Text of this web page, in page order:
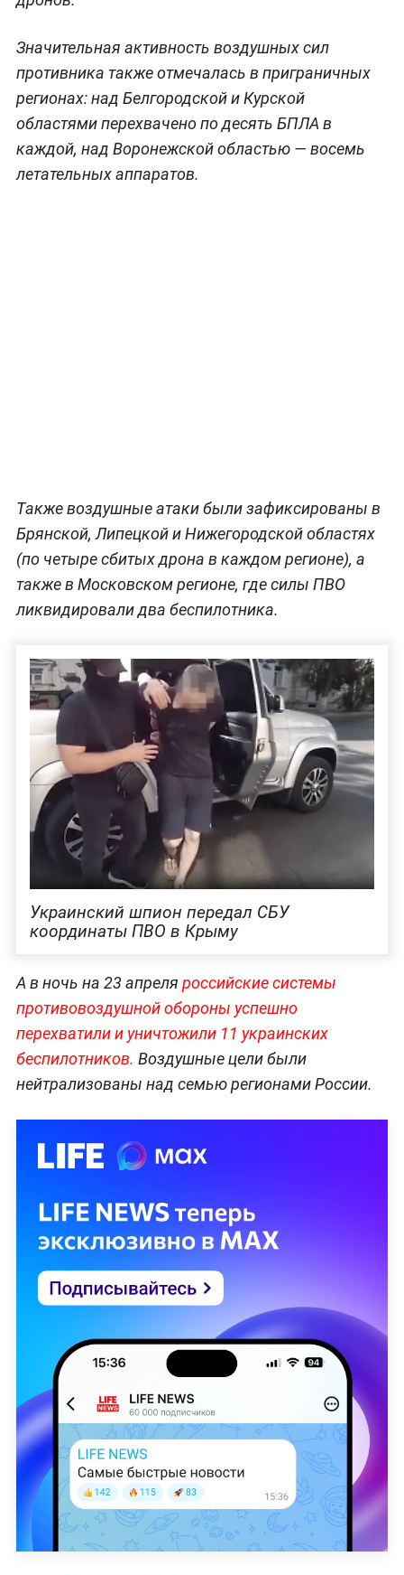
Значительная активность воздушных сил
противника также отмечалась в приграничных
регионах: над Белгородской и Курской
областями перехвачено по десять БПЛА в
каждой, над Воронежской областью — восемь
летательных аппаратов.
Также воздушные атаки были зафиксированы в
Брянской, Липецкой и Нижегородской областях
(по четыре сбитых дрона в каждом регионе), а
также в Московском регионе, где силы ПВО
ликвидировали два беспилотника.
Украинский шпион передал СБУ
координаты ПВО в Крыму
А в ночь на 23 апреля российские системы
противовоздушной обороны успешно
перехватили и уничтожили 11 украинских
беспилотников. Воздушные цели были
нейтрализованы над семью регионами России.